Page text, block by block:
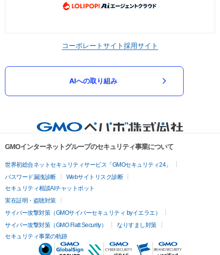
コーポレートサイト採用サイト
AIへの取り組み
GMOインターネットグループのセキュリティ事業について
世界初総合ネットセキュリティサービス「GMOセキュリティ24」
パスワード漏洩診断
Webサイトリスク診断
セキュリティ相談AIチャットボット
実在証明・盗聴対策
サイバー攻撃対策（GMOサイバーセキュリティ byイエラエ）
サイバー攻撃対策（GMO Flatt Security）
なりすまし対策
セキュリティ事業の軌跡